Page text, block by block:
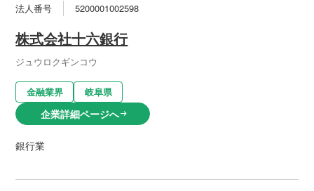
法人番号 5200001002598
株式会社十六銀行
ジュウロクギンコウ
金融業界 岐阜県
企業詳細ページへarrow_right_alt
銀行業